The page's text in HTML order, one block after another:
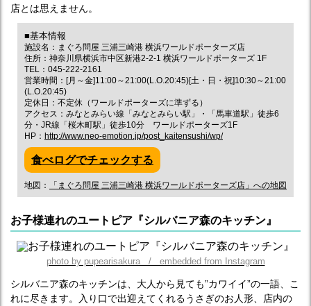
店とは思えません。
■基本情報
施設名：まぐろ問屋 三浦三崎港 横浜ワールドポーターズ店
住所：神奈川県横浜市中区新港2-2-1 横浜ワールドポーターズ 1F
TEL：045-222-2161
営業時間：[月～金]11:00～21:00(L.O.20:45)[土・日・祝]10:30～21:00
(L.O.20:45)
定休日：不定休（ワールドポーターズに準ずる）
アクセス：みなとみらい線「みなとみらい駅」・「馬車道駅」徒歩6
分・JR線「桜木町駅」徒歩10分 ワールドポーターズ1F
HP： http://www.neo-emotion.jp/post_kaitensushi/wp/
食べログでチェックする
地図： 「まぐろ問屋 三浦三崎港 横浜ワールドポーターズ店」への地図
お子様連れのユートピア『シルバニア森のキッチン』
photo by pupearisakura / embedded from Instagram
シルバニア森のキッチンは、大人から見ても”カワイイ”の一語、こ
れに尽きます。入り口で出迎えてくれるうさぎのお人形、店内の